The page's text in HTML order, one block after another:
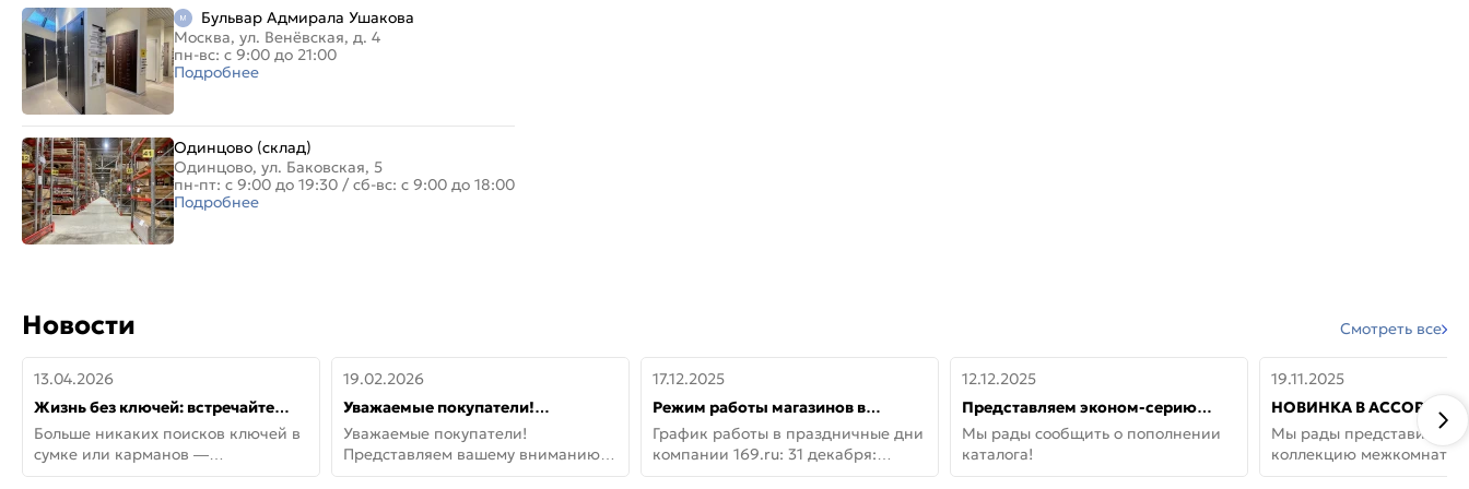
Бульвар Адмирала Ушакова
Москва, ул. Венёвская, д. 4
пн-вс: с 9:00 до 21:00
Подробнее
Одинцово (склад)
Одинцово, ул. Баковская, 5
пн-пт: с 9:00 до 19:30 / сб-вс: с 9:00 до 18:00
Подробнее
Новости Смотреть все
13.04.2026
Жизнь без ключей: встречайте
новую дверь СИТИ ИНТЕГРА
АйКью!
Больше никаких поисков ключей в
сумке или карманов —
представляем СИТИ ИНТЕГРА
19.02.2026
Уважаемые покупатели!
Представляем вашему вниманию
новинки от Armadillo!
Уважаемые покупатели!
Представляем вашему вниманию
новинки от Armadillo! Новая
17.12.2025
Режим работы магазинов в
праздничные дни с 31 декабря по
11 января
График работы в праздничные дни
компании 169.ru: 31 декабря:
Заказы, самовывоз и доставки —
12.12.2025
Представляем эконом-серию
дверей от бренда Portika, где цена
не значит «просто»
Мы рады сообщить о пополнении
каталога!
19.11.2025
НОВИНКА В
ДВЕРИ GLOSSMAT —
НЕОКЛАССИКА И УЮТ
Мы рады представить
коллекцию
GlossMat